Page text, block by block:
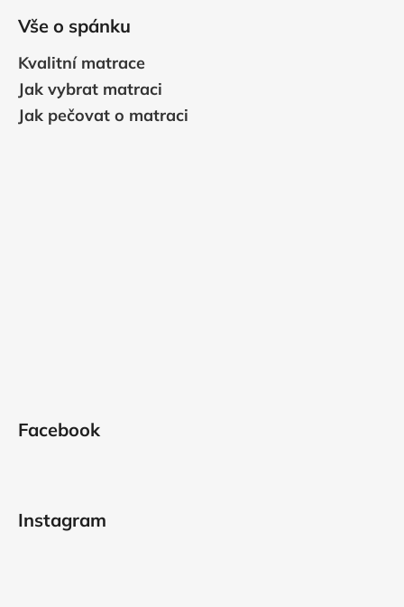
Vše o spánku
Kvalitní matrace
Jak vybrat matraci
Jak pečovat o matraci
Facebook
Instagram